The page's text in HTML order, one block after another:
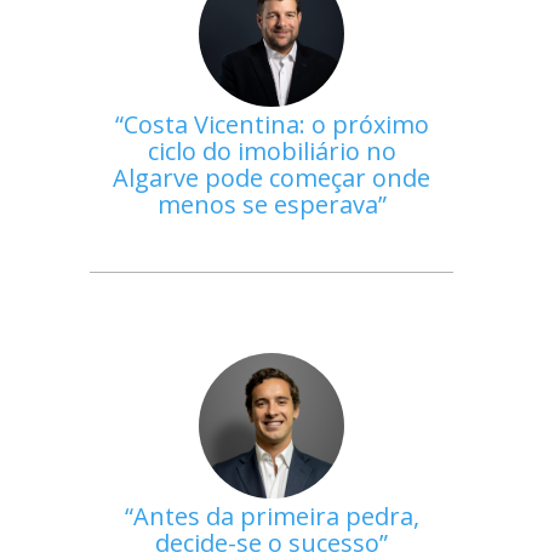
Costa Vicentina: o próximo
ciclo do imobiliário no
Algarve pode começar onde
menos se esperava
Antes da primeira pedra,
decide-se o sucesso